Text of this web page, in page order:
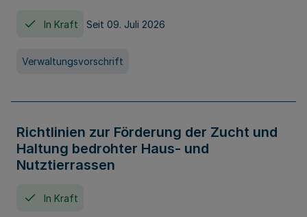
In Kraft Seit 09. Juli 2026
Verwaltungsvorschrift
Richtlinien zur Förderung der Zucht und
Haltung bedrohter Haus- und
Nutztierrassen
In Kraft